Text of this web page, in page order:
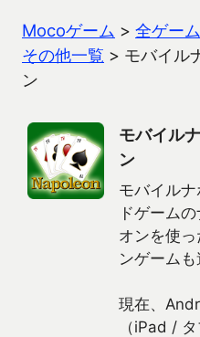
Mocoゲーム > 全ゲー
その他一覧 > モバイル
ン
モバイル
ン
モバイル
ドゲーム
オンを使
ンゲームも
現在、
（iPad /